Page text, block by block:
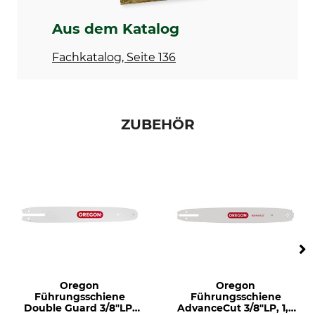
Nein
Ergo-Start
Dekompressionsventil
Einsatzbereich
Sägekettentyp
Halbmeißel
M-Tronic
Nein
Schalldruckpegel
103 dB
Seitliche Kettenspannung
Aus dem Katalog
Fachkatalog, Seite 136
ZUBEHÖR
Oregon
Führungsschiene
Double Guard 3/8"LP,
Oregon
Führungsschiene
AdvanceCut 3/8"LP, 1,3